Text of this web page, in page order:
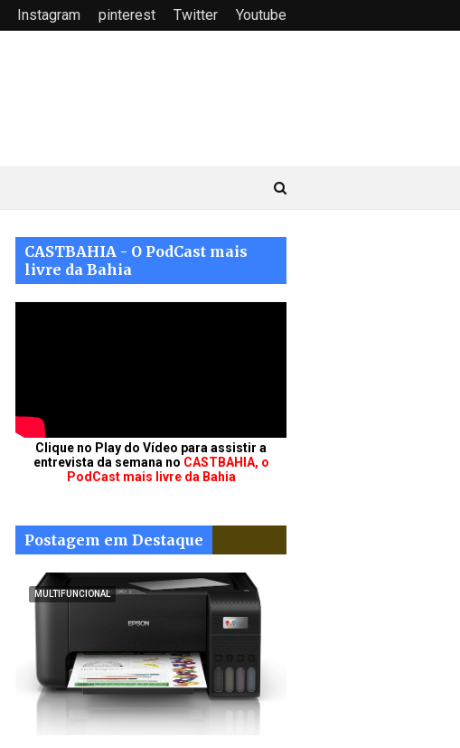
Instagram pinterest Twitter Youtube
CASTBAHIA - O PodCast mais
livre da Bahia
Clique no Play do Vídeo para assistir a
entrevista da semana no CASTBAHIA, o
PodCast mais livre da Bahia
Postagem em Destaque
MULTIFUNCIONAL